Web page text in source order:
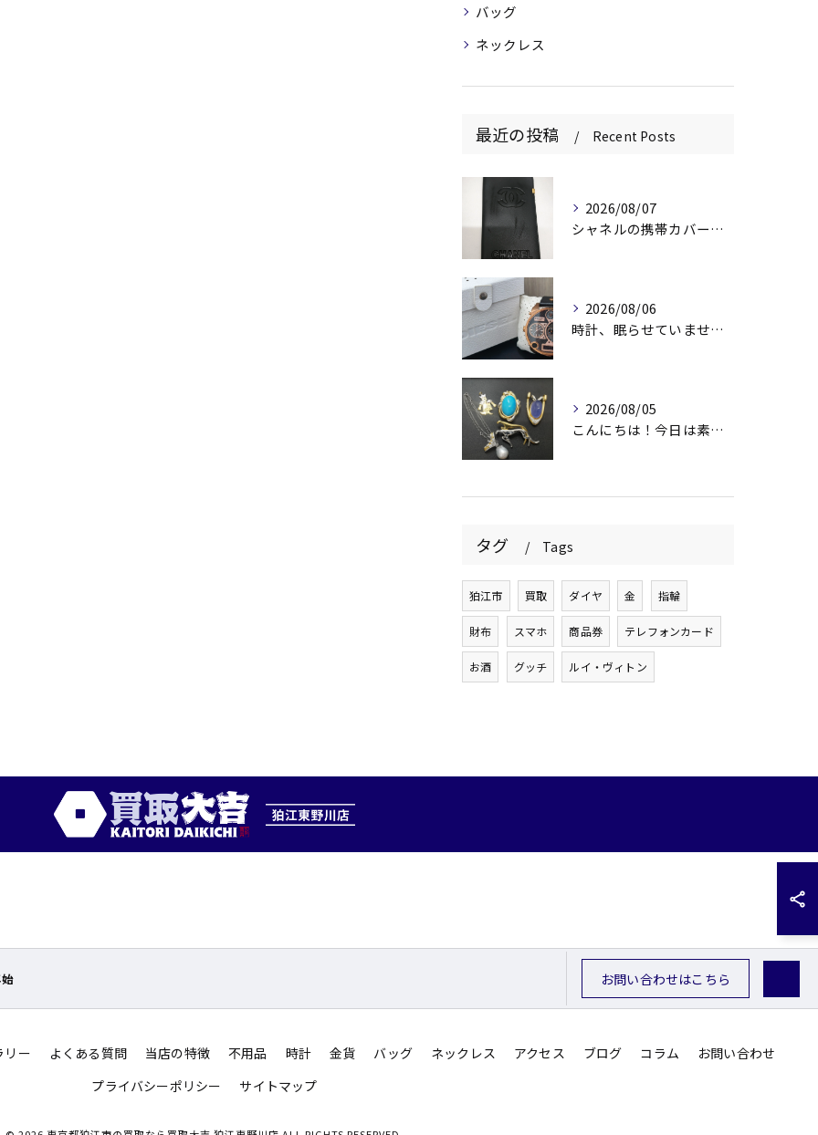
バッグ
ネックレス
最近の投稿 Recent Posts
2026/08/07
シャネルの携帯カバー、お持ちいただきありがとうございます📱✨
2026/08/06
時計、眠らせていませんか？⌚️
2026/08/05
こんにちは！今日は素敵なアクセサリーをお買取りさせていただき...
タグ Tags
狛江市 買取 ダイヤ 金 指輪
財布 スマホ 商品券 テレフォンカード
お酒 グッチ ルイ・ヴィトン
お問い合わせはこちら
リー よくある質問 当店の特徴 不用品 時計 金貨 バッグ ネックレス アクセス ブログ コラム
お問い合わせ
プライバシーポリシー
サイトマップ